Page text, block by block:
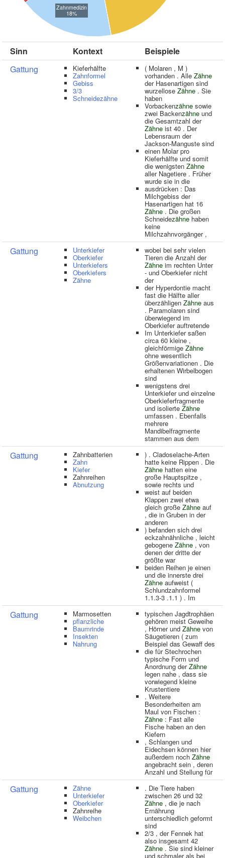
Zahnmedizin
18%
Sinn Kontext
Beispiele
Gattung
Kieferhälfte
Zahnformel
Gebiss
3/3
Schneidezähne
( Molaren , M )
vorhanden . Alle Zähne
der Hasenartigen sind
wurzellose Zähne . Sie
haben
Vorbackenzähne sowie
zwei Backenzähne und
die Gesamtzahl der
Zähne ist 40 . Der
Lebensraum der
Jackson-Manguste sind
einen Molar pro
Kieferhälfte und somit
die wenigsten Zähne
aller Nagetiere . Früher
wurde sie in die
ausdrücken : Das
Milchgebiss der
Hasenartigen hat 16
Zähne . Die großen
Schneidezähne haben
keine
Milchzahnvorgänger ,
Gattung Unterkiefer
Oberkiefer
Unterkiefers
Oberkiefers
Zähne
wobei bei sehr vielen
Tieren die Anzahl der
Zähne im rechten Unter
- und Oberkiefer nicht
der
der Hyperdontie macht
fast die Hälfte aller
überzähligen Zähne aus
. Paramolaren sind
überwiegend im
Oberkiefer auftretende
Im Unterkiefer saßen
circa 60 kleine ,
gleichförmige Zähne
ohne wesentlich
Größenvariationen . Die
erhaltenen Wirbelbogen
sind
wenigstens drei
Unterkiefer und einzelne
Oberkieferfragmente
und isolierte Zähne
umfassen . Ebenfalls
mehrere
Mandibelfragmente
stammen aus dem
Gattung Zahnbatterien
Zahn
Kiefer
Zahnreihen
Abnutzung
) . Cladoselache-Arten
hatte keine Rippen . Die
Zähne hatten eine
große Hauptspitze ,
sowie rechts und
weist auf beiden
Klappen zwei etwa
gleich große Zähne auf
, die in Gruben in der
anderen
) befanden sich drei
eckzahnähnliche , leicht
gebogene Zähne , von
denen der dritte der
größte war
beiden Reihen je einen
und die innerste drei
Zähne aufweist (
Schlundzahnformel
1.1.3-3 .1.1 ) . Im
Gattung Marmosetten
pflanzliche
Baumrinde
Insekten
Nahrung
typischen Jagdtrophäen
gehören meist Geweihe
, Hörner und Zähne von
Säugetieren ( zum
Beispiel das Gewaff des
die für Stechrochen
typische Form und
Anordnung derZähne
legen nahe , dass sie
vorwiegend kleine
Krustentiere
. Weitere
Besonderheiten am
Maul von Fischen :
Zähne : Fast alle
Fische haben an den
Kiefern
, Schlangen und
Eidechsen können hier
außerdem noch Zähne
angebracht sein , deren
Anzahl und Stellung für
Gattung Zähne
Unterkiefer
Oberkiefer
Zahnreihe
Weibchen
. Die Tiere haben
zwischen 26 und 32
Zähne , die je nach
Ernährung
unterschiedlich geformt
sind
2/3 , der Fennek hat
also insgesamt 42
Zähne . Sie sind kleiner
und schmaler als bei